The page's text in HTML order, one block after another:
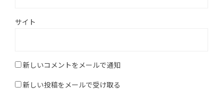
サイト
新しいコメントをメールで通知
新しい投稿をメールで受け取る